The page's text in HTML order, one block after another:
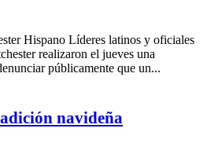
Hispano Líderes latinos y oficiales
realizaron el jueves una
públicamente que un...
navideña